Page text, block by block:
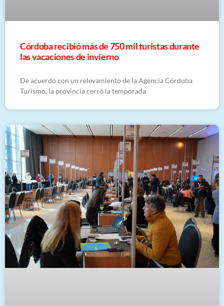
Córdoba recibió más de 750 mil turistas durante
las vacaciones de invierno
De acuerdo con un relevamiento de la Agencia Córdoba
Turismo, la provincia cerró la temporada